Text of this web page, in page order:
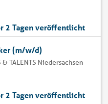
2 Tagen veröffentlicht
(m/w/d)
& TALENTS Niedersachsen
2 Tagen veröffentlicht